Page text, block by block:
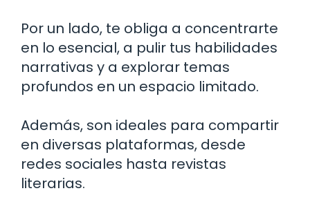
Por un lado, te obliga a concentrarte
en lo esencial, a pulir tus habilidades
narrativas y a explorar temas
profundos en un espacio limitado.
Además, son ideales para compartir
en diversas plataformas, desde
redes sociales hasta revistas
literarias.